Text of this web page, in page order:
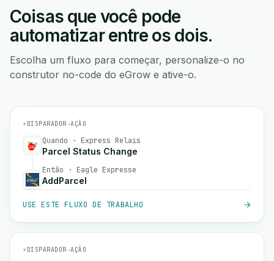
Coisas que você pode
automatizar entre os dois.
Escolha um fluxo para começar, personalize-o no
construtor no-code do eGrow e ative-o.
⚡ DISPARADOR→AÇÃO
Quando · Express Relais
Parcel Status Change
Então · Eagle Expresse
AddParcel
USE ESTE FLUXO DE TRABALHO
⚡ DISPARADOR→AÇÃO